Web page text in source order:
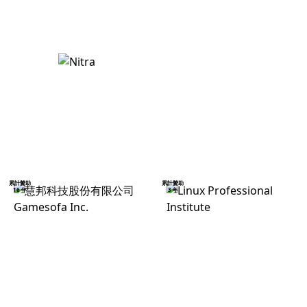
累計贊助
16 年
累計贊助
3 年